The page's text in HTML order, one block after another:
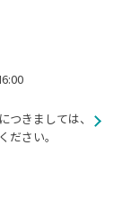
つきましては、
ださい。